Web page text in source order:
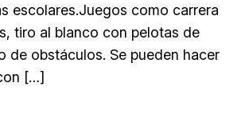
escolares.Juegos como carrera
tiro al blanco con pelotas de
de obstáculos. Se pueden hacer
[…]